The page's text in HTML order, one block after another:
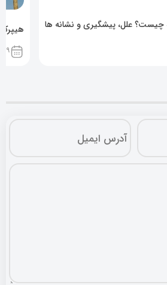
چیست؟ علل، پیشگیری و نشانه ها
1169